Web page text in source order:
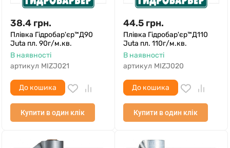
38.4 грн.
Плівка Гідробар'єр™Д90
Juta пл. 90г/м.кв.
В наявності
артикул MIZJ021
До кошика
Купити в один клік
44.5 грн.
Плівка Гідробар'єр™Д110
Juta пл. 110г/м.кв.
В наявності
артикул MIZJ020
До кошика
Купити в один клік